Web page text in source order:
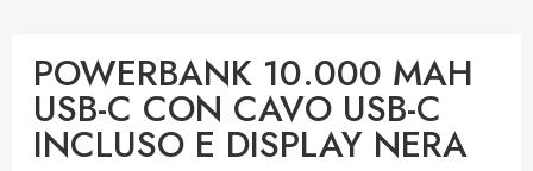
POWERBANK 10.000 MAH
USB-C CON CAVO USB-C
INCLUSO E DISPLAY NERA